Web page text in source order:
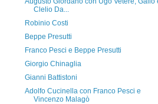
Clelio Da...
Robinio Costi
Beppe Presutti
Franco Pesci e Beppe Presutti
Giorgio Chinaglia
Gianni Battistoni
Adolfo Cucinella con Franco Pesci e
Vincenzo Malagò